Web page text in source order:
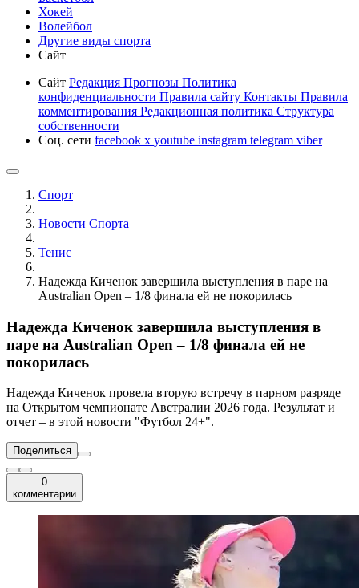
Хокей
Волейбол
Другие виды спорта
Сайт
Сайт Редакция Прогнозы Политика
конфиденциальности Правила сайту Контакты Правила
комментирования Редакционная политика Структура
собственности
Соц. сети facebook x youtube instagram telegram viber
Спорт
Новости Cпорта
Тенис
Надежда Киченок завершила выступления в паре на
Australian Open – 1/8 финала ей не покорилась
Надежда Киченок завершила выступления в
паре на Australian Open – 1/8 финала ей не
покорилась
Надежда Киченок провела вторую встречу в парном разряде
на Открытом чемпионате Австралии 2026 года. Результат и
отчет – в этой новости "Футбол 24+".
Поделиться
0
комментарии